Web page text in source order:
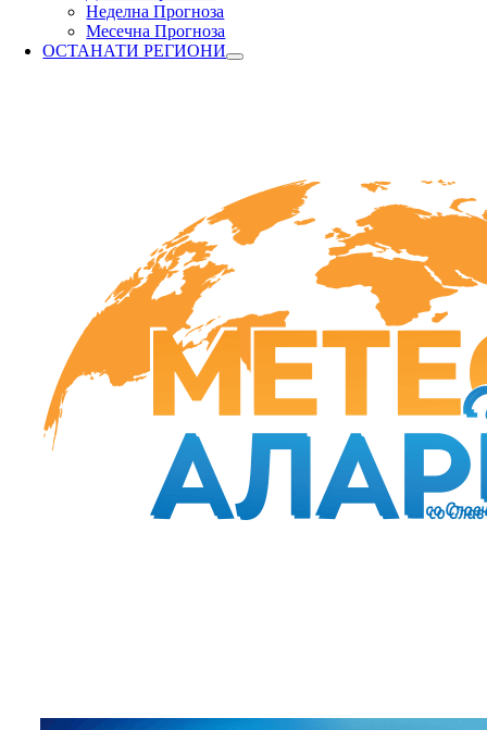
Неделна Прогноза
Месечна Прогноза
ОСТАНАТИ РЕГИОНИ